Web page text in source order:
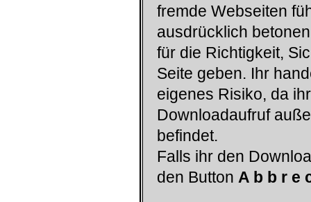
fremde Webseiten
ausdrücklich
für die Richtigkeit,
Seite geben. Ihr
eigenes Risiko, da
Downloadaufruf
befindet.
Falls ihr den
den Button A b b r e